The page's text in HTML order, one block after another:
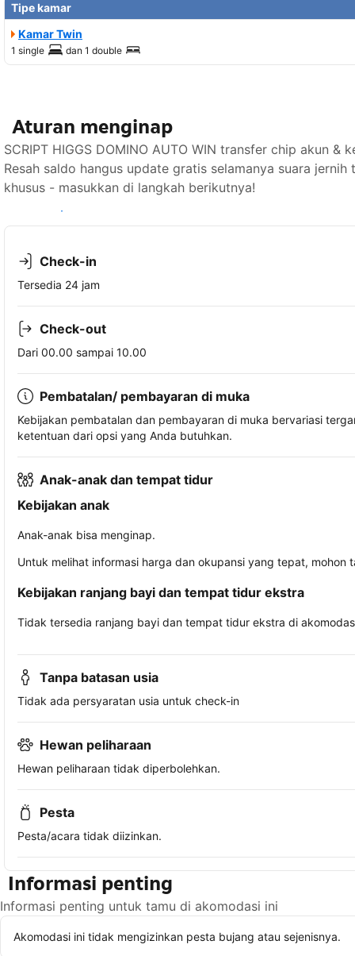
Tipe kamar
Kamar Twin
1 single dan 1 double
Aturan menginap
SCRIPT HIGGS DOMINO AUTO WIN transfer chip akun
Resah saldo hangus update gratis selamanya suara
khusus - masukkan di langkah berikutnya!
Lihat ketersediaan
Check-in
Tersedia 24 jam
Check-out
Dari 00.00 sampai 10.00
Pembatalan/ pembayaran di muka
Kebijakan pembatalan dan pembayaran di muka bervariasi
ketentuan dari opsi yang Anda butuhkan.
Anak-anak dan tempat tidur
Kebijakan anak
Anak-anak bisa menginap.
Untuk melihat informasi harga dan okupansi yang tepat,
Kebijakan ranjang bayi dan tempat tidur ekstra
Tidak tersedia ranjang bayi dan tempat tidur ekstra di
Tanpa batasan usia
Tidak ada persyaratan usia untuk check-in
Hewan peliharaan
Hewan peliharaan tidak diperbolehkan.
Pesta
Pesta/acara tidak diizinkan.
Informasi penting
Informasi penting untuk tamu di akomodasi ini
Akomodasi ini tidak mengizinkan pesta bujang atau sejenisnya.